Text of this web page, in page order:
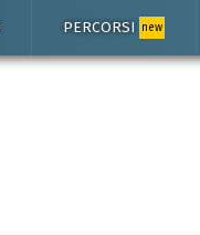
PERCORSI new